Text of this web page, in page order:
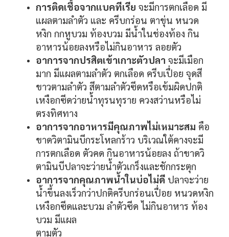
การติดเชื้อจากแบคทีเรีย จะมีการตกเลือด มี
แผลตามลำตัว และ ครีบกร่อน ตาขุ่น หนวด
หงิก กกหูบวม ท้องบวม มีน้ำในช่องท้อง กิน
อาหารน้อยลงหรือไม่กินอาหาร ลอยตัว
อาการจากปรสิตเข้าเกาะตัวปลา จะมีเมือก
มาก มีแผลตามลำตัว ตกเลือด ครีบเปื่อย จุดสี
ขาวตามลำตัว สีตามลำตัวซีดหรือเข้มผิดปกติ
เหงือกซีดว่ายน้ำทุรนทุราย ควงสว่านหรือไม่
ตรงทิศทาง
อาการจากอาหารมีคุณภาพไม่เหมาะสม คือ
ขาดวิตามินบีกระโหลกร้าว บริเวณใต้คางจะมี
การตกเลือด ตัวคด กินอาหารน้อยลง ถ้าขาดวิ
ตามินบีปลาจะว่ายน้ำตัวเกร็งและชักกระตุก
อาการจากคุณภาพน้ำในบ่อไม่ดี ปลาจะว่าย
น้ำขึ้นลงเร็วกว่าปกติครีบกร่อนเปื่อย หนวดหงิก
เหงือกซีดและบวม ลำตัวซีด ไม่กินอาหาร ท้อง
บวม มีแผล
ตามตัว